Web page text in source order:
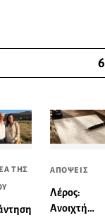
6
ΤΗΣ
ΑΠΟΨΕΙΣ
Λέρος:
Ανοιχτή